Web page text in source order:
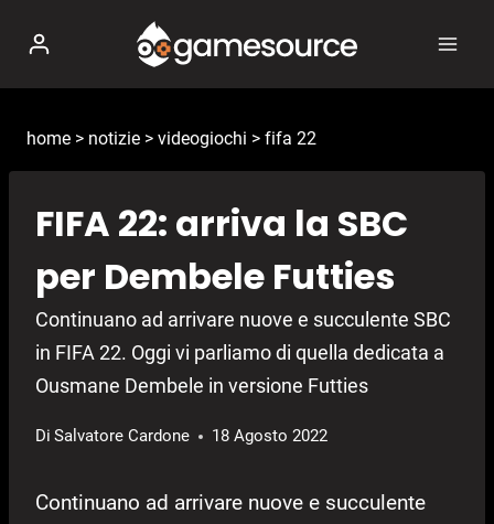
contenuto
home > notizie > videogiochi > fifa 22
FIFA 22: arriva la SBC
per Dembele Futties
Continuano ad arrivare nuove e succulente SBC
in FIFA 22. Oggi vi parliamo di quella dedicata a
Ousmane Dembele in versione Futties
Di Salvatore Cardone 18 Agosto 2022
Continuano ad arrivare nuove e succulente